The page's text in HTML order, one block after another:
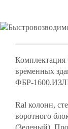
временных
ФБР-
Ral колонн,
воротного
(Зеленый).